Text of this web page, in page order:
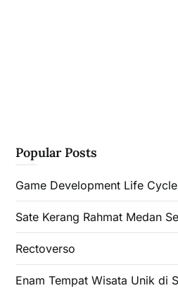
Popular Posts
Game Development Life Cycle
Sate Kerang Rahmat Medan
Rectoverso
Enam Tempat Wisata Unik di